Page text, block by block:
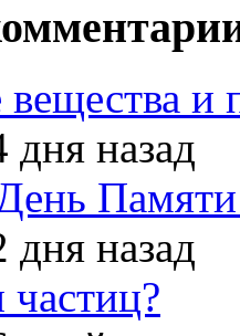
и
дня назад
дня назад